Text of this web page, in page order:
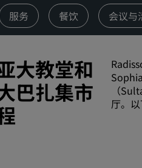
服务 餐饮 会议与
大教堂和
巴扎集市
（
厅。